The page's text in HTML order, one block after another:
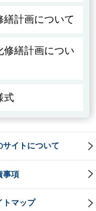
計画について
修繕計画につい
式
サイトについて
事項
トマップ